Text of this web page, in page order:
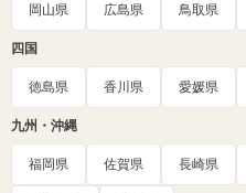
岡山県 広島県 鳥取県
四国
徳島県 香川県 愛媛県
九州・沖縄
福岡県 佐賀県 長崎県